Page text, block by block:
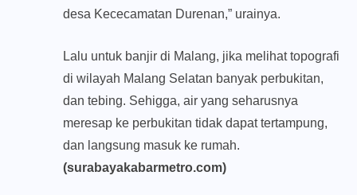
desa Kececamatan Durenan,” urainya.
Lalu untuk banjir di Malang, jika melihat topografi
di wilayah Malang Selatan banyak perbukitan,
dan tebing. Sehigga, air yang seharusnya
meresap ke perbukitan tidak dapat tertampung,
dan langsung masuk ke rumah.
(surabayakabarmetro.com)